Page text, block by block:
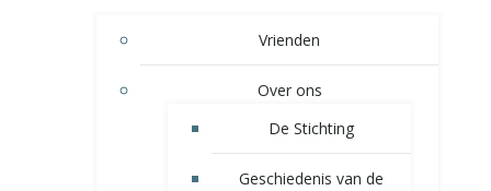
Vrienden
Over ons
De Stichting
Geschiedenis van de